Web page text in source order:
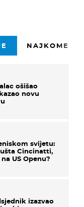
ošišao
novu
svijetu:
Cincinatti,
US Openu?
izazvao